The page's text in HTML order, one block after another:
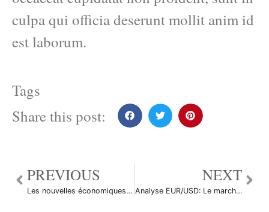
culpa qui officia deserunt mollit anim id
est laborum.
Tags
Share this post:
PREVIOUS
Les nouvelles économiques du marché des changes du 21 août 2012
NEXT
Analyse EUR/USD: Le marché espère une intervention des banques centrales